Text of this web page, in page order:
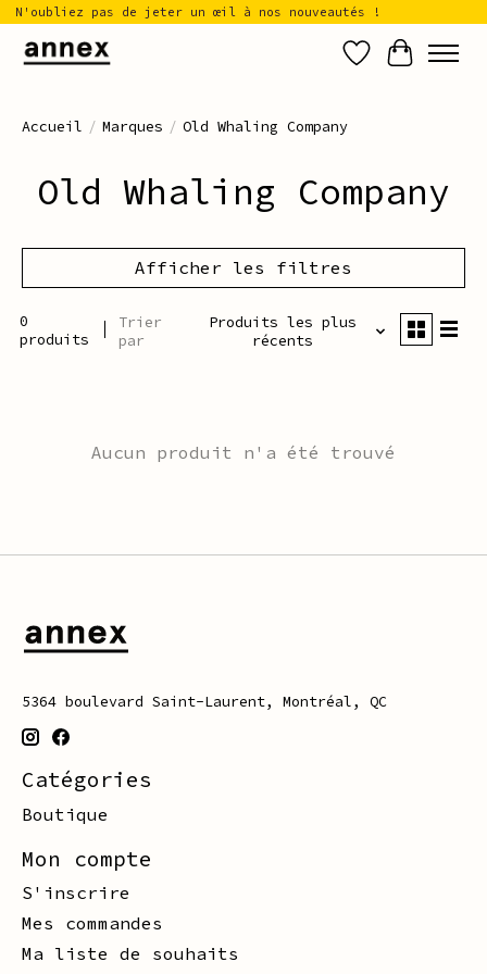
N'oubliez pas de jeter un œil à nos nouveautés !
Liste de
Panier
Accueil / Marques / Old Whaling Company
Old Whaling Company
Afficher les filtres
0
produits
Trier
par
Produits les plus
récents
Aucun produit n'a été trouvé
5364 boulevard Saint-Laurent, Montréal, QC
Catégories
Boutique
Mon compte
S'inscrire
Mes commandes
Ma liste de souhaits